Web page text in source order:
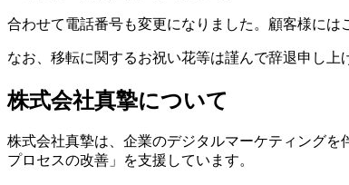
合わせて電話番号も変更になりました。顧客様には
なお、移転に関するお祝い花等は謹んで辞退申し上
株式会社真摯について
株式会社真摯は、企業のデジタルマーケティング
プロセスの改善」を支援しています。